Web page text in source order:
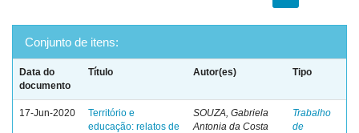
Conjunto de itens:
Data do
documento
Título Autor(es) Tipo
17-Jun-2020
Território e
educação: relatos de
SOUZA, Gabriela
Antonia da Costa
Trabalho
de